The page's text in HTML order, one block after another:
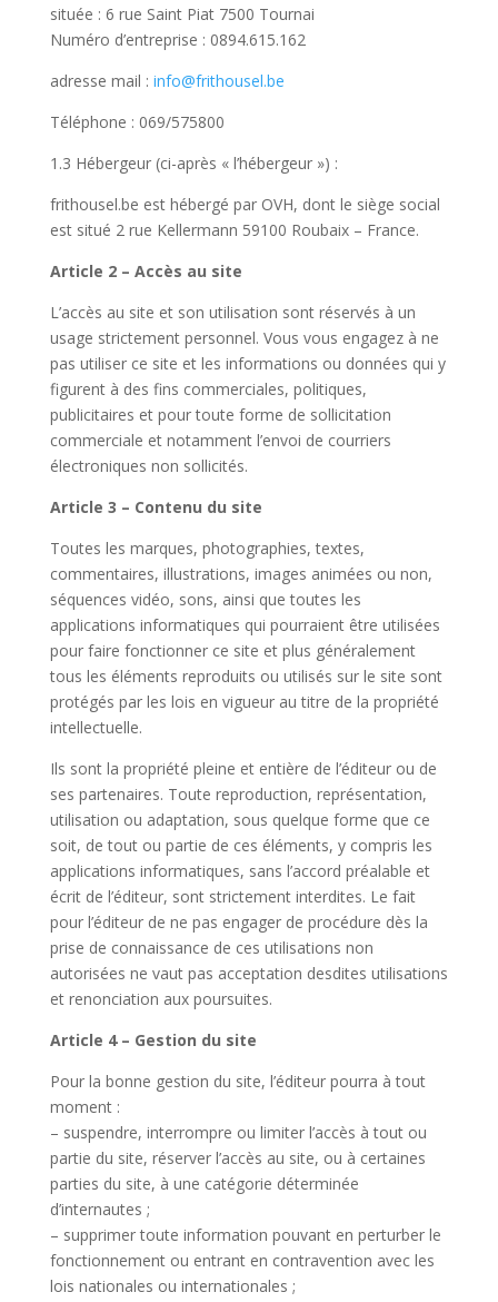
située : 6 rue Saint Piat 7500 Tournai
Numéro d’entreprise : 0894.615.162
adresse mail : info@frithousel.be
Téléphone : 069/575800
1.3 Hébergeur (ci-après « l’hébergeur »)​ :
frithousel.be est hébergé par OVH, dont le siège social
est situé 2 rue Kellermann 59100 Roubaix – France.
Article 2 – Accès au site
L’accès au site et son utilisation sont réservés à un
usage strictement personnel. Vous vous engagez à ne
pas utiliser ce site et les informations ou données qui y
figurent à des fins commerciales, politiques,
publicitaires et pour toute forme de sollicitation
commerciale et notamment l’envoi de courriers
électroniques non sollicités.
Article 3 – Contenu du site
Toutes les marques, photographies, textes,
commentaires, illustrations, images animées ou non,
séquences vidéo, sons, ainsi que toutes les
applications informatiques qui pourraient être utilisées
pour faire fonctionner ce site et plus généralement
tous les éléments reproduits ou utilisés sur le site sont
protégés par les lois en vigueur au titre de la propriété
intellectuelle.
Ils sont la propriété pleine et entière de l’éditeur ou de
ses partenaires. Toute reproduction, représentation,
utilisation ou adaptation, sous quelque forme que ce
soit, de tout ou partie de ces éléments, y compris les
applications informatiques, sans l’accord préalable et
écrit de l’éditeur, sont strictement interdites. Le fait
pour l’éditeur de ne pas engager de procédure dès la
prise de connaissance de ces utilisations non
autorisées ne vaut pas acceptation desdites utilisations
et renonciation aux poursuites.
Article 4 – Gestion du site
Pour la bonne gestion du site, l’éditeur pourra à tout
moment :
– suspendre, interrompre ou limiter l’accès à tout ou
partie du site, réserver l’accès au site, ou à certaines
parties du site, à une catégorie déterminée
d’internautes ;
– supprimer toute information pouvant en perturber le
fonctionnement ou entrant en contravention avec les
lois nationales ou internationales ;